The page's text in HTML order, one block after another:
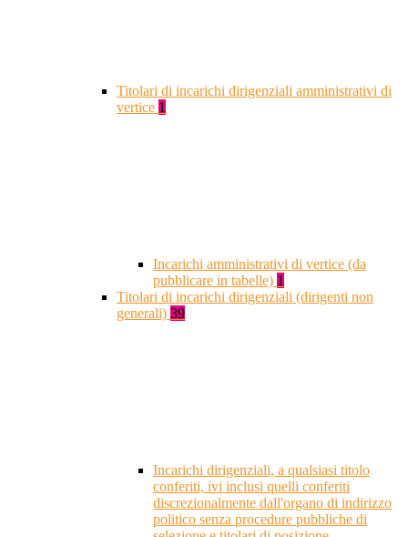
Titolari di incarichi dirigenziali amministrativi di
vertice 1
Incarichi amministrativi di vertice (da
pubblicare in tabelle) 1
Titolari di incarichi dirigenziali (dirigenti non
generali) 39
Incarichi dirigenziali, a qualsiasi titolo
conferiti, ivi inclusi quelli conferiti
discrezionalmente dall'organo di indirizzo
politico senza procedure pubbliche di